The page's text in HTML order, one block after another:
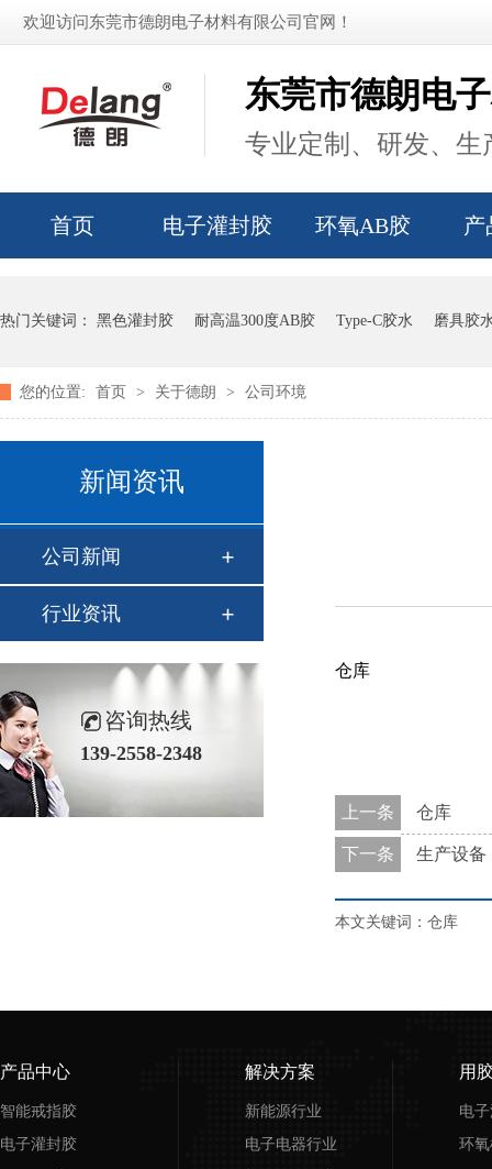
欢迎访问东莞市德朗电子材料有限公司官网！
东莞市德朗电
专业定制、研发、生
首页 电子灌封胶 环氧AB胶 产
热门关键词： 黑色灌封胶 耐高温300度AB胶 Type-C胶水 磨具胶
您的位置: 首页 > 关于德朗 > 公司环境
新闻资讯
公司新闻
行业资讯
咨询热线
139-2558-2348
仓库
上一条 仓库
下一条 生产设备
本文关键词：仓库
产品中心
智能戒指胶
电子灌封胶
解决方案
新能源行业
电子电器行业
用
电
环